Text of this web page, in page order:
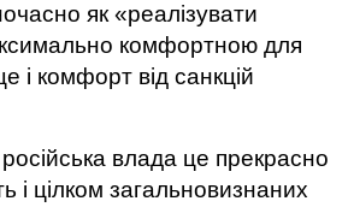
як «реалізувати
комфортною для
і комфорт від санкцій
влада це прекрасно
і цілком загальновизнаних